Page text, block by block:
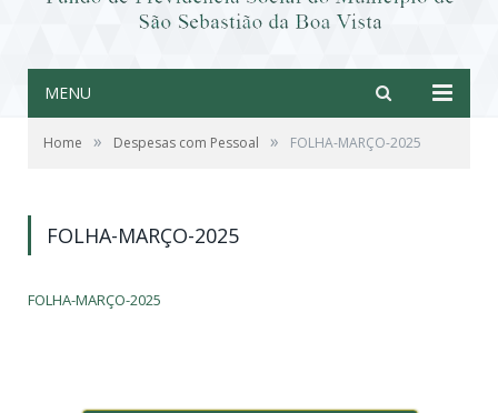
MENU
Home » Despesas com Pessoal » FOLHA-MARÇO-2025
FOLHA-MARÇO-2025
FOLHA-MARÇO-2025